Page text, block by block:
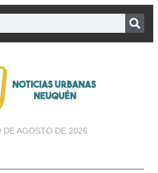
DE AGOSTO DE 2026